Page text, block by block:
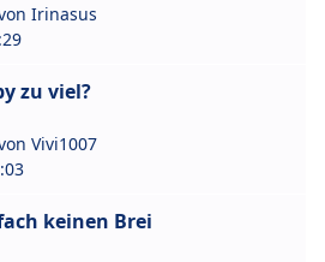
Irinasus
zu viel?
Vivi1007
keinen Brei